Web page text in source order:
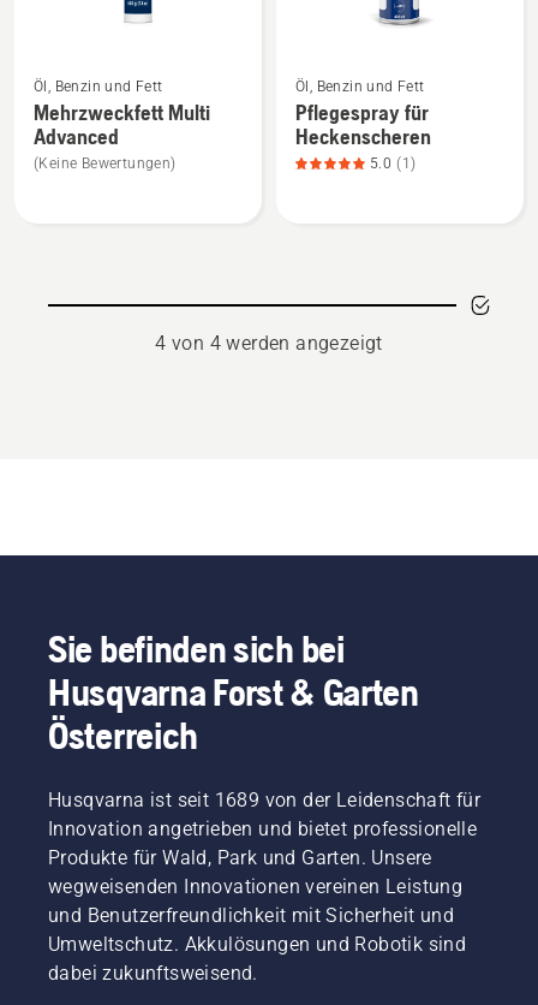
Details
zu
Mehrzweckfett
Multi
Öl, Benzin und Fett
Mehrzweckfett Multi
Advanced
(Keine Bewertungen)
Details
zu
Pflegespray
5
Öl, Benzin und Fett
Pflegespray für
Heckenscheren
5.0 (1)
4 von 4 werden angezeigt
Sie befinden sich bei
Husqvarna Forst & Garten
Österreich
Husqvarna ist seit 1689 von der Leidenschaft für
Innovation angetrieben und bietet professionelle
Produkte für Wald, Park und Garten. Unsere
wegweisenden Innovationen vereinen Leistung
und Benutzerfreundlichkeit mit Sicherheit und
Umweltschutz. Akkulösungen und Robotik sind
dabei zukunftsweisend.